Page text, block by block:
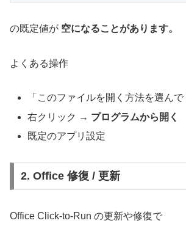
の既定値が 空になることがあります。
よくある操作
「このファイルを開く方法を選んで
右クリック → プログラムから開く
既定のアプリ設定
2. Office 修復 / 更新
Office Click-to-Run の更新や修復で